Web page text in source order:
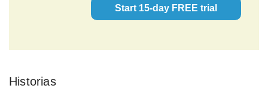
Start 15-day FREE trial
Historias